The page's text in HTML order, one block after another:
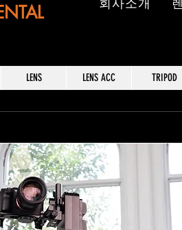
LENS LENS ACC TRIPOD